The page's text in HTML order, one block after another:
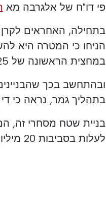
פי דו"ח של אלגרבה מא
בתחילה, האחראים
הניחו כי המטרה היא
במחצית הראשונה של 2025.
ובהתחשב בכך
בתהליך גמר, נראה כי
לעלות בסביבות 20 מיליון יורו.